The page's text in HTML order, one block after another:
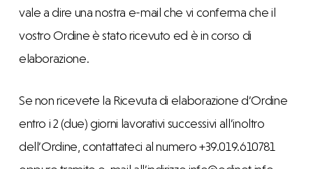
vale a dire una nostra e-mail che vi conferma che il
vostro Ordine è stato ricevuto ed è in corso di
elaborazione.
Se non ricevete la Ricevuta di elaborazione d’Ordine
entro i 2 (due) giorni lavorativi successivi all’inoltro
dell’Ordine, contattateci al numero +39.019.610781